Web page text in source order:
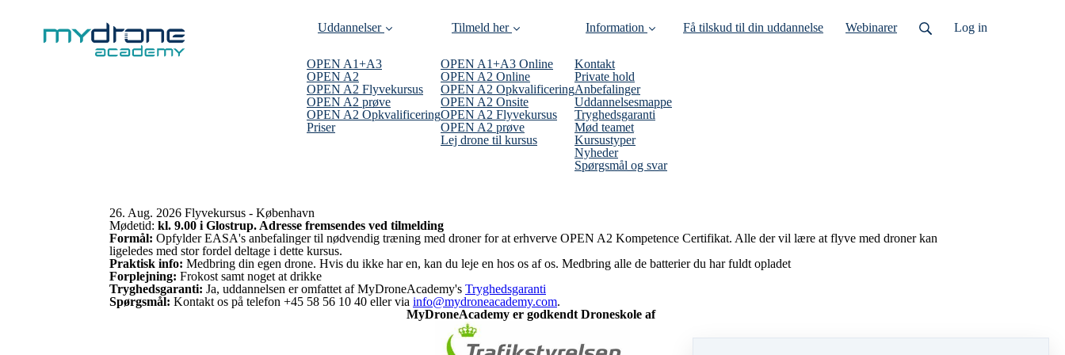
Uddannelser
OPEN A1+A3
OPEN A2
OPEN A2 Flyvekursus
OPEN A2 prøve
OPEN A2 Opkvalificering
Priser
Tilmeld her
OPEN A1+A3 Online
OPEN A2 Online
OPEN A2 Opkvalificering
OPEN A2 Onsite
OPEN A2 Flyvekursus
OPEN A2 prøve
Lej drone til kursus
Information
Kontakt
Private hold
Anbefalinger
Uddannelsesmappe
Tryghedsgaranti
Mød teamet
Kursustyper
Nyheder
Spørgsmål og svar
Få tilskud til din uddannelse Webinarer
26. Aug. 2026 Flyvekursus - København
Mødetid: kl. 9.00 i Glostrup. Adresse fremsendes ved tilmelding
Formål: Opfylder EASA's anbefalinger til nødvendig træning med droner for at erhverve OPEN A2 Kompetence Certifikat. Alle der vil lære at flyve med droner kan
ligeledes med stor fordel deltage i dette kursus.
Praktisk info: Medbring din egen drone. Hvis du ikke har en, kan du leje en hos os af os. Medbring alle de batterier du har fuldt opladet
Forplejning: Frokost samt noget at drikke
Tryghedsgaranti: Ja, uddannelsen er omfattet af MyDroneAcademy's Tryghedsgaranti
Spørgsmål: Kontakt os på telefon +45 58 56 10 40 eller via info@mydroneacademy.com.
MyDroneAcademy er godkendt Droneskole af